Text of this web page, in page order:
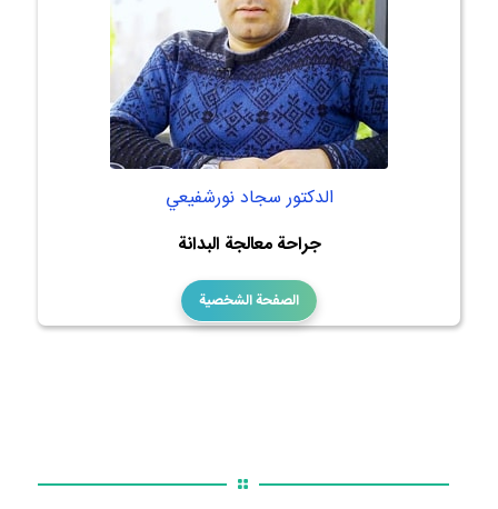
الدكتور سجاد نورشفيعي
جراحة معالجة البدانة
الصفحة الشخصية